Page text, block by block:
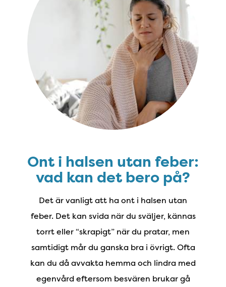
Ont i halsen utan feber:
vad kan det bero på?
Det är vanligt att ha ont i halsen utan
feber. Det kan svida när du sväljer, kännas
torrt eller “skrapigt” när du pratar, men
samtidigt mår du ganska bra i övrigt. Ofta
kan du då avvakta hemma och lindra med
egenvård eftersom besvären brukar gå